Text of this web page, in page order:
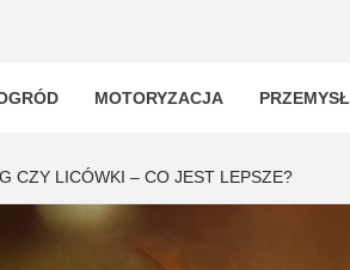
MOTORYZACJA PRZEMYSŁ
CZY LICÓWKI – CO JEST LEPSZE?